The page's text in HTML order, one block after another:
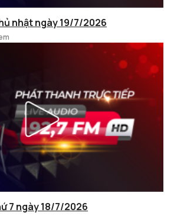
nhật ngày 19/7/2026
7 ngày 18/7/2026